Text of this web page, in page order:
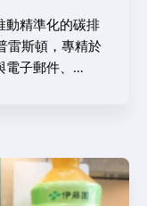
動精準化的碳排
雷斯頓，專精於
子郵件、
等多元領域的組
程、工程安裝及